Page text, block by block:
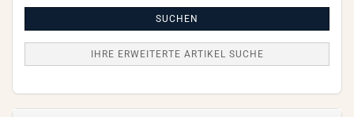
SUCHEN
IHRE ERWEITERTE ARTIKEL SUCHE